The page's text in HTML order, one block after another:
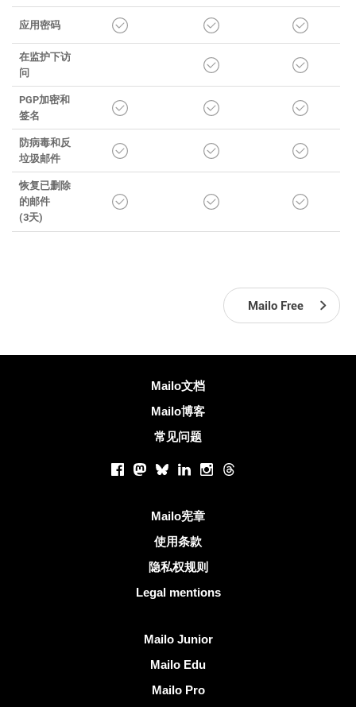
应用密码
在监护下访
问
PGP加密和
签名
防病毒和反
垃圾邮件
恢复已删除
的邮件
(3天)
Mailo Free
Mailo文档
Mailo博客
常见问题
Facebook
Mastodon
BlueskyLinkedInInstagram
Threads
Mailo宪章
使用条款
隐私权规则
Legal mentions
Mailo Junior
Mailo Edu
Mailo Pro